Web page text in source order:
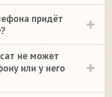
придёт
не может
или у него